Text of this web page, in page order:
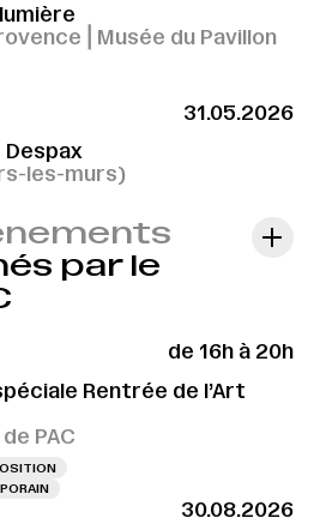
du Pavillon
31.05.2026
Despax
les-murs)
par le
de 16h à 20h
Rentrée de l’Art
PAC
30.08.2026